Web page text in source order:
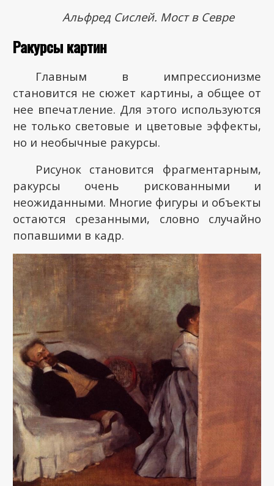
Альфред Сислей. Мост в Севре
Ракурсы картин
Главным в импрессионизме
становится не сюжет картины, а общее от
нее впечатление. Для этого используются
не только световые и цветовые эффекты,
но и необычные ракурсы.
Рисунок становится фрагментарным,
ракурсы очень рискованными и
неожиданными. Многие фигуры и объекты
остаются срезанными, словно случайно
попавшими в кадр.